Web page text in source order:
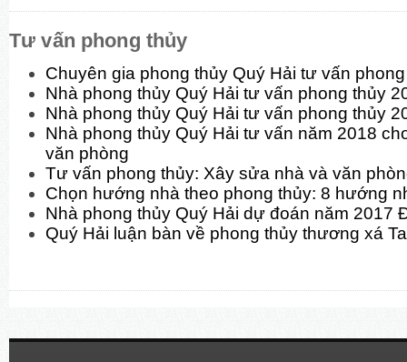
Tư vấn phong thủy
Chuyên gia phong thủy Quý Hải tư vấn
Nhà phong thủy Quý Hải tư vấn phong thủy
Nhà phong thủy Quý Hải tư vấn phong thủy
Nhà phong thủy Quý Hải tư vấn năm 2018
văn phòng
Tư vấn phong thủy: Xây sửa nhà và văn
Chọn hướng nhà theo phong thủy: 8 hướng
Nhà phong thủy Quý Hải dự đoán năm 2017
Quý Hải luận bàn về phong thủy thương xá